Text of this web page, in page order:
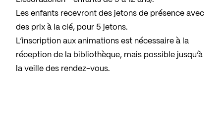
Les enfants recevront des jetons de présence avec
des prix à la clé, pour 5 jetons.
L’inscription aux animations est nécessaire à la
réception de la bibliothèque, mais possible jusqu’à
la veille des rendez-vous.